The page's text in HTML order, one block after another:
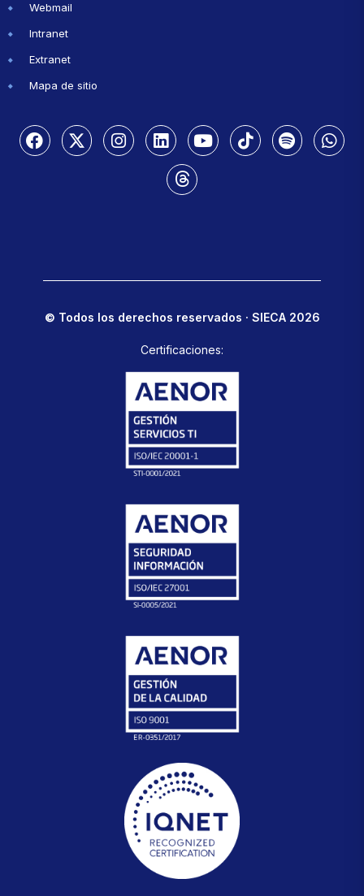
Webmail
Intranet
Extranet
Mapa de sitio
© Todos los derechos reservados · SIECA 2026
Certificaciones: